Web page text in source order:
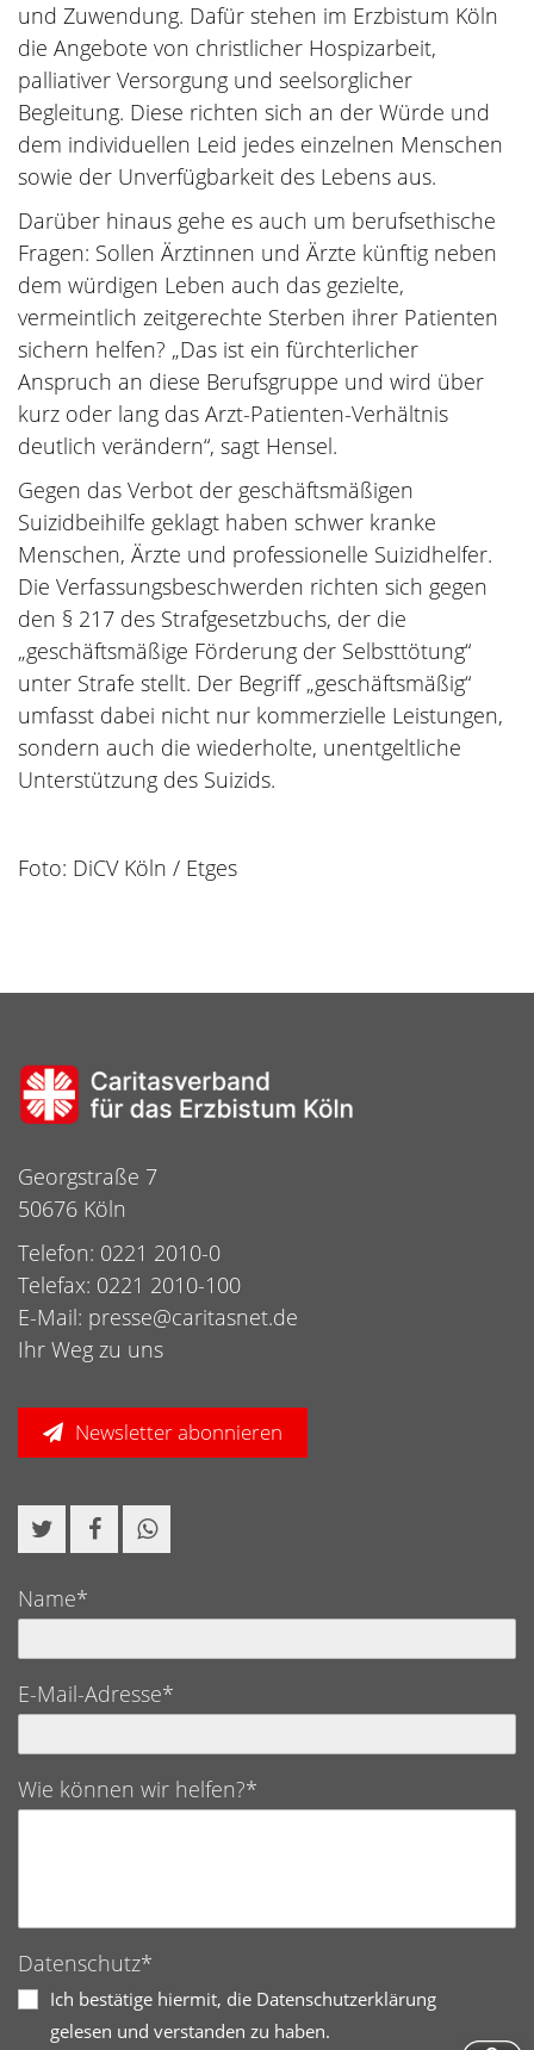
und Zuwendung. Dafür stehen im Erzbistum Köln
die Angebote von christlicher Hospizarbeit,
palliativer Versorgung und seelsorglicher
Begleitung. Diese richten sich an der Würde und
dem individuellen Leid jedes einzelnen Menschen
sowie der Unverfügbarkeit des Lebens aus.
Darüber hinaus gehe es auch um berufsethische
Fragen: Sollen Ärztinnen und Ärzte künftig neben
dem würdigen Leben auch das gezielte,
vermeintlich zeitgerechte Sterben ihrer Patienten
sichern helfen? „Das ist ein fürchterlicher
Anspruch an diese Berufsgruppe und wird über
kurz oder lang das Arzt-Patienten-Verhältnis
deutlich verändern“, sagt Hensel.
Gegen das Verbot der geschäftsmäßigen
Suizidbeihilfe geklagt haben schwer kranke
Menschen, Ärzte und professionelle Suizidhelfer.
Die Verfassungsbeschwerden richten sich gegen
den § 217 des Strafgesetzbuchs, der die
„geschäftsmäßige Förderung der Selbsttötung“
unter Strafe stellt. Der Begriff „geschäftsmäßig“
umfasst dabei nicht nur kommerzielle Leistungen,
sondern auch die wiederholte, unentgeltliche
Unterstützung des Suizids.
Foto: DiCV Köln / Etges
Georgstraße 7
50676 Köln
Telefon: 0221 2010-0
Telefax: 0221 2010-100
E-Mail: presse@caritasnet.de
Ihr Weg zu uns
Newsletter abonnieren
Name*
E-Mail-Adresse*
Wie können wir helfen?*
Datenschutz*
Ich bestätige hiermit, die Datenschutzerklärung
gelesen und verstanden zu haben.